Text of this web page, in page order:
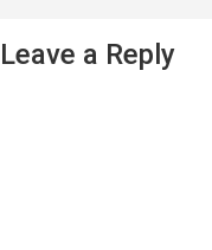
Leave a Reply